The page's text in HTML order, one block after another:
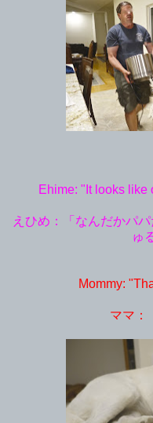
Ehime: "It looks like
えひめ：「なんだかパ
ゅ
Mommy:
ママ：